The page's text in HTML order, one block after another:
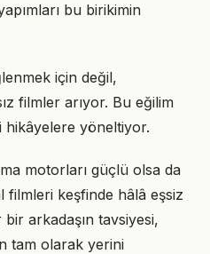
bu birikimin
için değil,
filmler arıyor. Bu eğilim
hikâyelere yöneltiyor.
motorları güçlü olsa da
filmleri keşfinde hâlâ eşsiz
arkadaşın tavsiyesi,
tam olarak yerini